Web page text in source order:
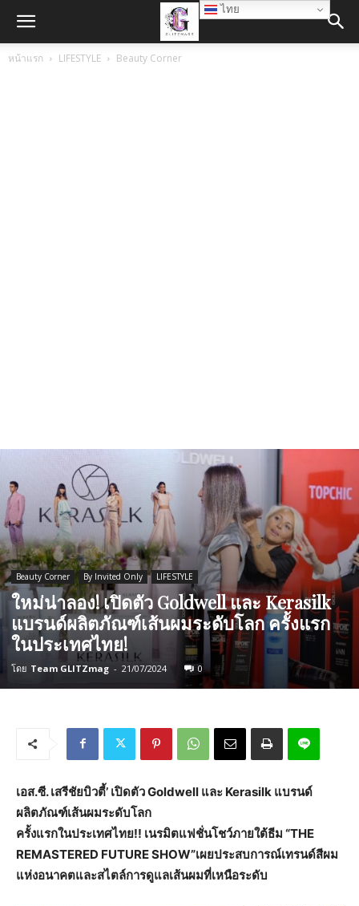
หน้าแรก LIFESTYLE Beauty Corner
Beauty Corner By Invited Only LIFESTYLE
ใหม่น่าลอง! เปิดตัว Goldwell และ Kerasilk
แบรนด์ผลิตภัณฑ์เส้นผมระดับโลก ครั้งแรก
ในประเทศไทย!
โดย Team GLITZmag - 21/07/2024 0
เอส.ซี. เสรีชัยบิวตี้’ เปิดตัว Goldwell และ Kerasilk แบรนด์
ผลิตภัณฑ์เส้นผมระดับโลก
ครั้งแรกในประเทศไทย!! เนรมิตแฟชั่นโชว์ภายใต้ธีม “THE
REMASTERED FUTURE SHOW”เผยประสบการณ์เทรนด์สีผม
แห่งอนาคตและสไตล์การดูแลเส้นผมที่เหนือระดับ
ไทย